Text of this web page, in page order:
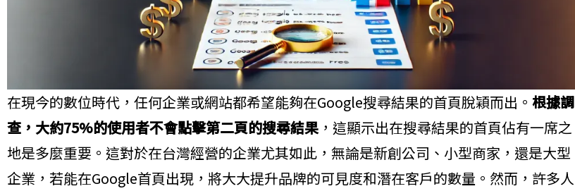
在現今的數位時代，任何企業或網站都希望能夠在Google搜尋結果的首頁脫穎而出。 根據調
查，大約75%的使用者不會點擊第二頁的搜尋結果，這顯示出在搜尋結果的首頁佔有一席之
地是多麼重要。這對於在台灣經營的企業尤其如此，無論是新創公司、小型商家，還是大型
企業，若能在Google首頁出現，將大大提升品牌的可見度和潛在客戶的數量。然而，許多人